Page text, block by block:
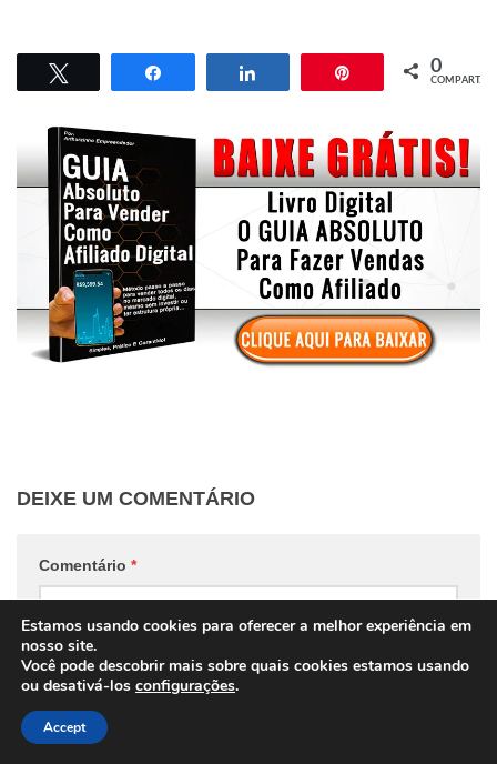
Compartilhar Compartilhar 0
COMPART.
DEIXE UM COMENTÁRIO
Comentário *
Nome*
Estamos usando cookies para oferecer a melhor experiência em
nosso site.
Você pode descobrir mais sobre quais cookies estamos usando
ou desativá-los configurações.
Accept